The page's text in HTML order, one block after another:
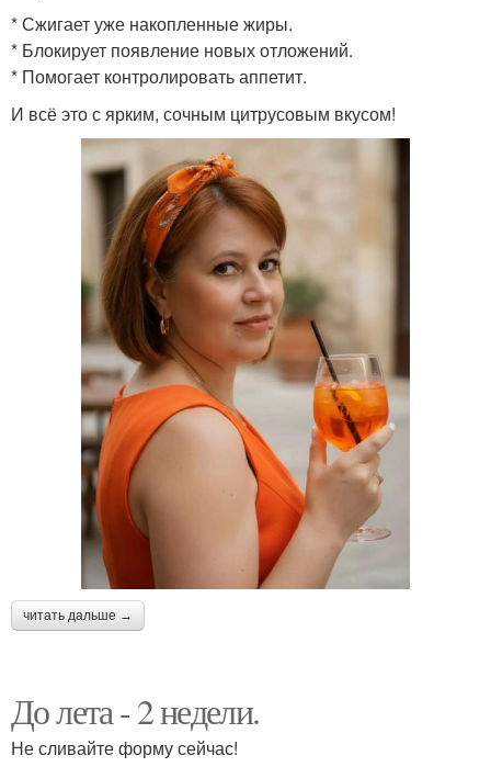
* Сжигает уже накопленные жиры.
* Блокирует появление новых отложений.
* Помогает контролировать аппетит.
И всё это с ярким, сочным цитрусовым вкусом!
читать дальше →
До лета - 2 недели.
Не сливайте форму сейчас!